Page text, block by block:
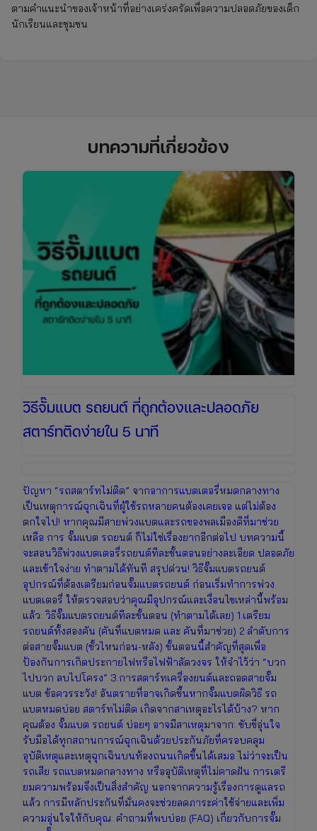
ตามคำแนะนำของเจ้าหน้าที่อย่างเคร่งครัดเพื่อความปลอดภัยของเด็ก
นักเรียนและชุมชน
บทความที่เกี่ยวข้อง
วิธีจั๊มแบต รถยนต์ ที่ถูกต้องและปลอดภัย
สตาร์ทติดง่ายใน 5 นาที
ปัญหา “รถสตาร์ทไม่ติด” จากอาการแบตเตอรี่หมดกลางทาง
เป็นเหตุการณ์ฉุกเฉินที่ผู้ใช้รถหลายคนต้องเคยเจอ แต่ไม่ต้อง
ตกใจไป! หากคุณมีสายพ่วงแบตและรถของพลเมืองดีที่มาช่วย
เหลือ การ จั๊มแบต รถยนต์ ก็ไม่ใช่เรื่องยากอีกต่อไป บทความนี้
จะสอนวิธีพ่วงแบตเตอรี่รถยนต์ทีละขั้นตอนอย่างละเอียด ปลอดภัย
และเข้าใจง่าย ทำตามได้ทันที สรุปด่วน! วิธีจั๊มแบตรถยนต์
อุปกรณ์ที่ต้องเตรียมก่อนจั๊มแบตรถยนต์ ก่อนเริ่มทำการพ่วง
แบตเตอรี่ ให้ตรวจสอบว่าคุณมีอุปกรณ์และเงื่อนไขเหล่านี้พร้อม
แล้ว: วิธีจั๊มแบตรถยนต์ทีละขั้นตอน (ทำตามได้เลย) 1.เตรียม
รถยนต์ทั้งสองคัน (คันที่แบตหมด และ คันที่มาช่วย) 2.ลำดับการ
ต่อสายจั๊มแบต (ขั้วไหนก่อน-หลัง) ขั้นตอนนี้สำคัญที่สุดเพื่อ
ป้องกันการเกิดประกายไฟหรือไฟฟ้าลัดวงจร ให้จำไว้ว่า “บวก
ไปบวก ลบไปโครง” 3.การสตาร์ทเครื่องยนต์และถอดสายจั๊ม
แบต ข้อควรระวัง! อันตรายที่อาจเกิดขึ้นหากจั๊มแบตผิดวิธี รถ
แบตหมดบ่อย สตาร์ทไม่ติด เกิดจากสาเหตุอะไรได้บ้าง? หาก
คุณต้อง จั๊มแบต รถยนต์ บ่อยๆ อาจมีสาเหตุมาจาก: ขับขี่อุ่นใจ
รับมือได้ทุกสถานการณ์ฉุกเฉินด้วยประกันภัยที่ครอบคลุม
อุบัติเหตุและเหตุฉุกเฉินบนท้องถนนเกิดขึ้นได้เสมอ ไม่ว่าจะเป็น
รถเสีย รถแบตหมดกลางทาง หรืออุบัติเหตุที่ไม่คาดฝัน การเตรี
ยมความพร้อมจึงเป็นสิ่งสำคัญ นอกจากความรู้เรื่องการดูแลรถ
แล้ว การมีหลักประกันที่มั่นคงจะช่วยลดภาระค่าใช้จ่ายและเพิ่ม
ความอุ่นใจให้กับคุณ: คำถามที่พบบ่อย (FAQ) เกี่ยวกับการจั๊ม